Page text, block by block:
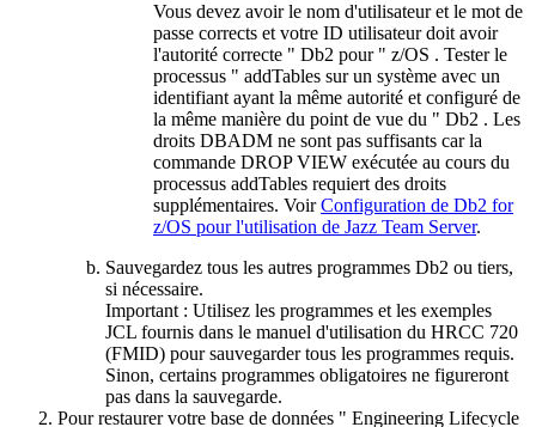
Vous devez avoir le nom d'utilisateur et le mot de
passe corrects et votre ID utilisateur doit avoir
l'autorité correcte " Db2 pour " z/OS . Tester le
processus " addTables sur un système avec un
identifiant ayant la même autorité et configuré de
la même manière du point de vue du " Db2 . Les
droits DBADM ne sont pas suffisants car la
commande DROP VIEW exécutée au cours du
processus addTables requiert des droits
supplémentaires. VoirConfiguration de Db2 for
z/OS pour l'utilisation de Jazz Team Server.
Sauvegardez tous les autres programmes Db2 ou tiers,
si nécessaire.
Important : Utilisez les programmes et les exemples
JCL fournis dans le manuel d'utilisation du HRCC 720
(FMID) pour sauvegarder tous les programmes requis.
Sinon, certains programmes obligatoires ne figureront
pas dans la sauvegarde.
Pour restaurer votre base de données " Engineering Lifecycle